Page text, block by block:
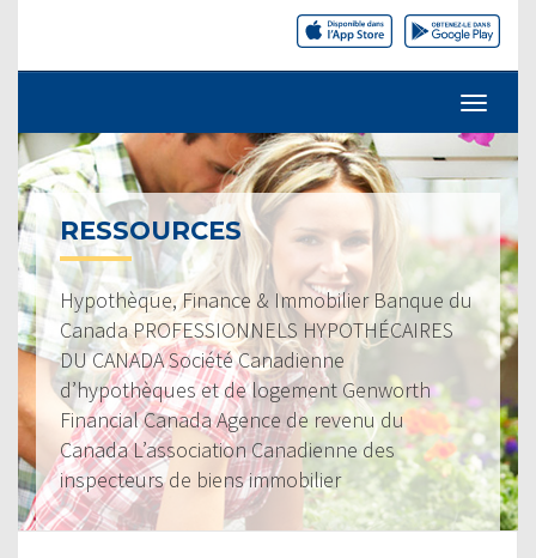
RESSOURCES
Hypothèque, Finance & Immobilier Banque du
Canada PROFESSIONNELS HYPOTHÉCAIRES
DU CANADA Société Canadienne
d’hypothèques et de logement Genworth
Financial Canada Agence de revenu du
Canada L’association Canadienne des
inspecteurs de biens immobilier